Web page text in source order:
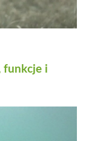
funkcje i